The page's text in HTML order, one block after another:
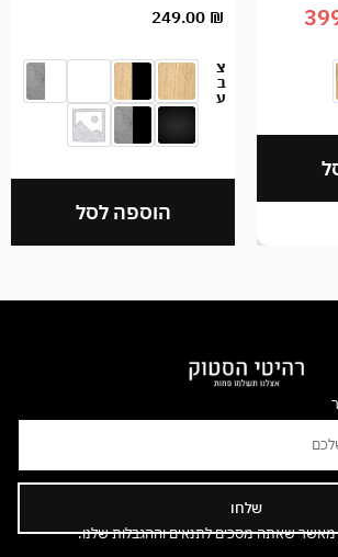
249.00 ₪
צ
ב
ע
הוספה לסל
שלחו
שאתה מסכים לתנאים וההגבלות שלנו.